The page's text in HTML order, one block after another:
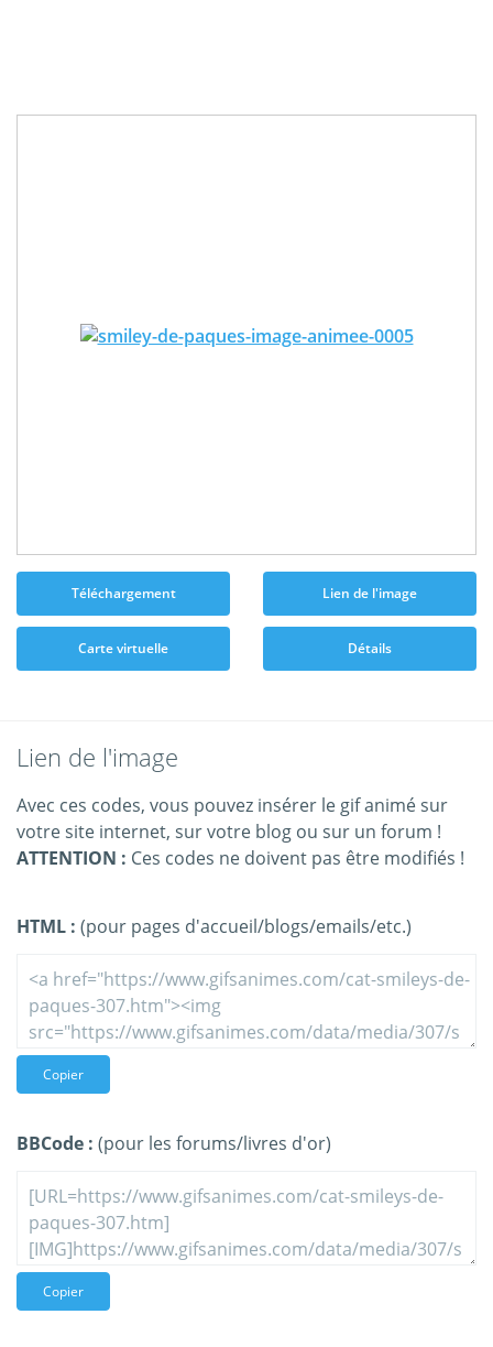
Téléchargement Lien de l'image
Carte virtuelle Détails
Lien de l'image
Avec ces codes, vous pouvez insérer le gif animé sur
votre site internet, sur votre blog ou sur un forum !
ATTENTION : Ces codes ne doivent pas être modifiés !
HTML : (pour pages d'accueil/blogs/emails/etc.)
Copier
BBCode : (pour les forums/livres d'or)
Copier